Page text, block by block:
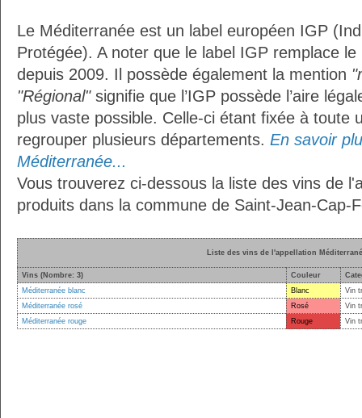
Le Méditerranée est un label européen IGP
Protégée). A noter que le label IGP remplace
depuis 2009. Il possède également la mention
"Régional"signifie que l’IGP possède l’aire
plus vaste possible. Celle-ci étant fixée à toute
regrouper plusieurs départements. En savoir
Méditerranée...
Vous trouverez ci-dessous la liste des vins de
produits dans la commune de Saint-Jean-Cap-
Liste des vins de l'appellation
Vins (Nombre: 3) Couleur
Méditerranée blanc
Blanc
Vin
Méditerranée rosé
Rosé
Vin
Méditerranée rouge
Rouge Vin